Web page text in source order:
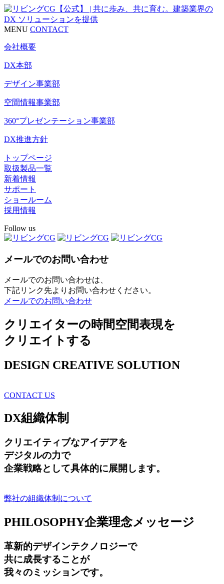
MENU CONTACT
会社概要
DX本部
デザイン事業部
空間情報事業部
360°プレゼンテーション事業部
DX推進方針
トップページ
取扱製品一覧
新着情報
サポート
ショールーム
採用情報
Follow us
メールでのお問い合わせ
メールでのお問い合わせは、
下記リンク先よりお問い合わせください。
メールでのお問い合わせ
クリエイターの時間空間表現を
クリエイトする
DESIGN CREATIVE SOLUTION
CONTACT US
DX組織体制
クリエイティブなアイデアを
デジタルの力で
企業戦略として具体的に展開します。
弊社の組織体制について
PHILOSOPHY企業理念メッセージ
革新的デザインテクノロジーで
共に成長することが
我々のミッションです。